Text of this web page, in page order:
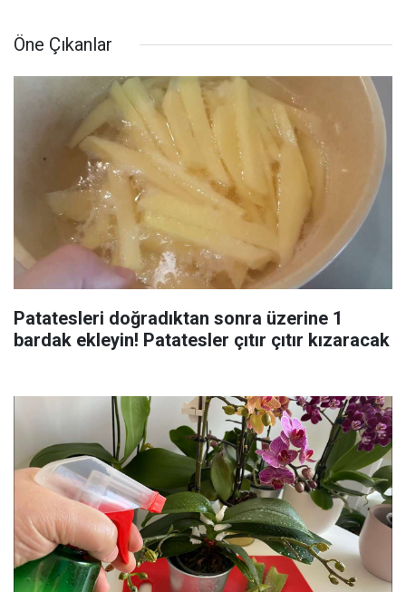
Öne Çıkanlar
Patatesleri doğradıktan sonra üzerine 1
bardak ekleyin! Patatesler çıtır çıtır kızaracak